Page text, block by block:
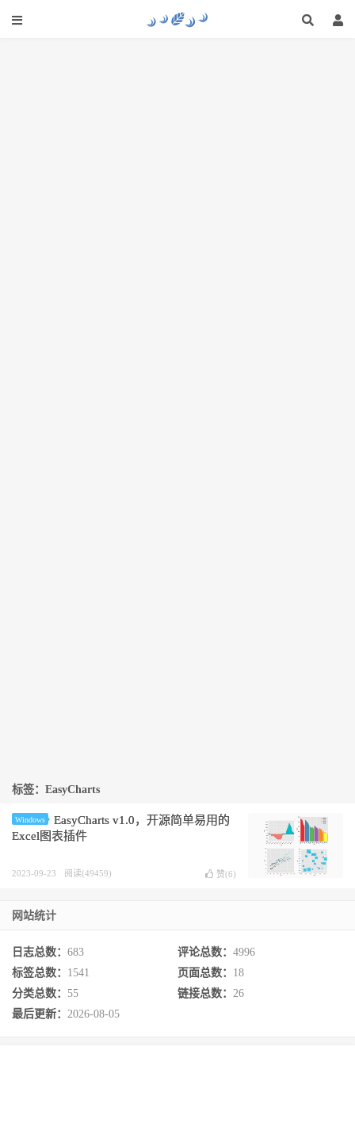
标签：EasyCharts
Windows
EasyCharts v1.0，开源简单易用的
Excel图表插件
2023-09-23 阅读(49459) 赞(6)
网站统计
日志总数： 683 评论总数： 4996
标签总数： 1541 页面总数： 18
分类总数： 55 链接总数： 26
最后更新： 2026-08-05